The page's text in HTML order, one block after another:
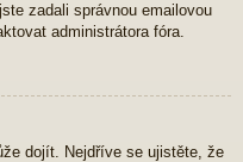
zadali správnou emailovou
administrátora fóra.
dojít. Nejdříve se ujistěte, že